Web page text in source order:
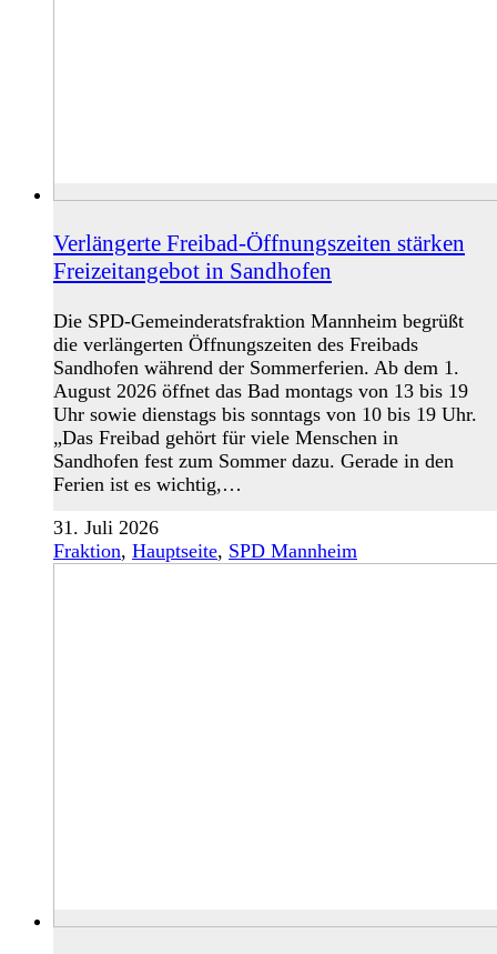
Verlängerte Freibad-Öffnungszeiten stärken
Freizeitangebot in Sandhofen
Die SPD-Gemeinderatsfraktion Mannheim begrüßt
die verlängerten Öffnungszeiten des Freibads
Sandhofen während der Sommerferien. Ab dem 1.
August 2026 öffnet das Bad montags von 13 bis 19
Uhr sowie dienstags bis sonntags von 10 bis 19 Uhr.
„Das Freibad gehört für viele Menschen in
Sandhofen fest zum Sommer dazu. Gerade in den
Ferien ist es wichtig,…
31. Juli 2026
Fraktion, Hauptseite, SPD Mannheim